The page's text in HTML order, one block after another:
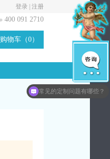
登录 注册
400 091 2710
购物车（0）
常见的定制问题有哪些？
想了解更多idloves信息？